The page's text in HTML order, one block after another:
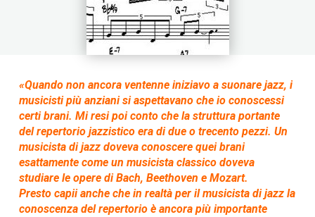
«Quando non ancora ventenne iniziavo a suonare jazz, i
musicisti più anziani si aspettavano che io conoscessi
certi brani. Mi resi poi conto che la struttura portante
del repertorio jazzistico era di due o trecento pezzi. Un
musicista di jazz doveva conoscere quei brani
esattamente come un musicista classico doveva
studiare le opere di Bach, Beethoven e Mozart.
Presto capii anche che in realtà per il musicista di jazz la
conoscenza del repertorio è ancora più importante